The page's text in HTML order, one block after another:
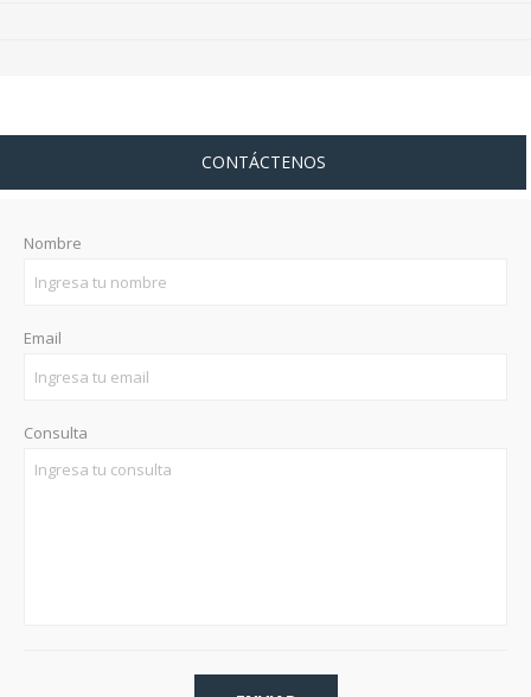
CONTÁCTENOS
Nombre
Email
Consulta